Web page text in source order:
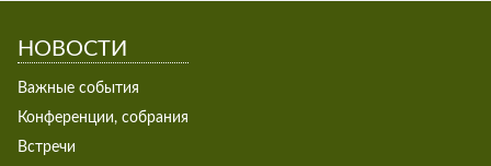
НОВОСТИ
Важные события
Конференции, собрания
Встречи